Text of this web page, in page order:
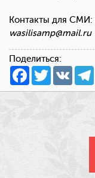
Контакты для СМИ:
wasilisamp@mail.ru
Поделиться:
Facebook
TwitterVK